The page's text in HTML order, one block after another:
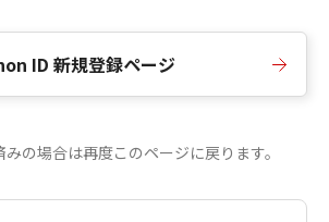
ID 新規登録ページ
の場合は再度このページに戻ります。